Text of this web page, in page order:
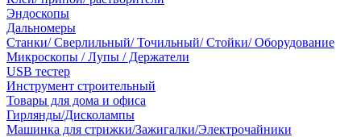
Эндоскопы
Дальномеры
Станки/ Сверлильный/ Точильный/ Стойки/ Оборудование
Микроскопы / Лупы / Держатели
USB тестер
Инструмент строительный
Товары для дома и офиса
Гирлянды/Дисколампы
Машинка для стрижки/Зажигалки/Электрочайники